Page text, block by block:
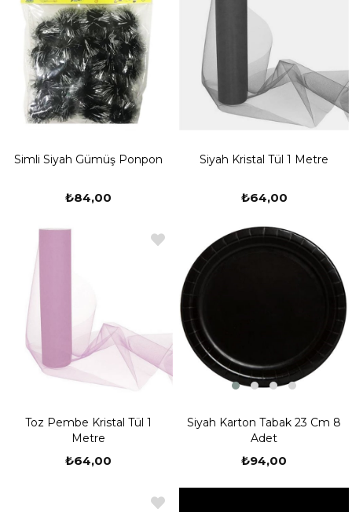
Simli Siyah Gümüş Ponpon
₺84,00
Siyah Kristal Tül 1 Metre
₺64,00
Toz Pembe Kristal Tül 1
Metre
₺64,00
Siyah Karton Tabak 23 Cm 8
Adet
₺94,00